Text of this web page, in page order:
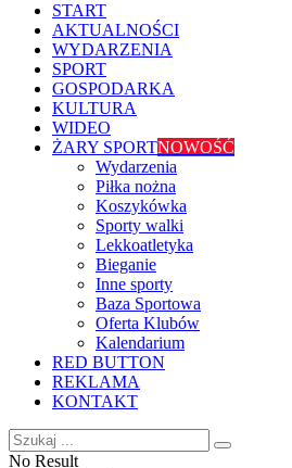
START
AKTUALNOŚCI
WYDARZENIA
SPORT
GOSPODARKA
KULTURA
WIDEO
ŻARY SPORTNOWOŚĆ
Wydarzenia
Piłka nożna
Koszykówka
Sporty walki
Lekkoatletyka
Bieganie
Inne sporty
Baza Sportowa
Oferta Klubów
Kalendarium
RED BUTTON
REKLAMA
KONTAKT
No Result